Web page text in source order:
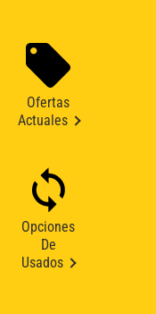
Ofertas
Actuales
Opciones
De
Usados